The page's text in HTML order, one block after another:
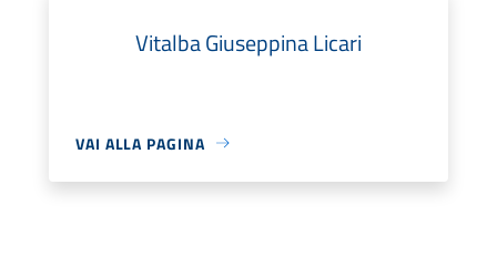
Vitalba Giuseppina Licari
VAI ALLA PAGINA